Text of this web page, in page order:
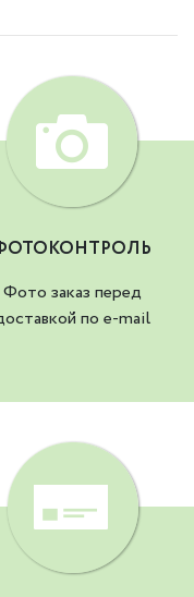
Фото заказ перед
по e-mail